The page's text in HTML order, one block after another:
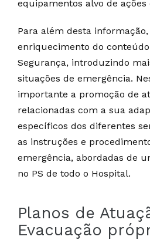
equipamentos alvo de
Para além desta
enriquecimento do
Segurança, introduzindo
situações de emergência.
importante a promoção de
relacionadas com a sua
específicos dos diferentes
as instruções e
emergência, abordadas de
no PS de todo o Hospital.
Planos de
Evacuação